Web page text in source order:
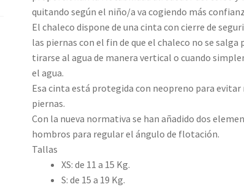
quitando según el niño/a va cogiendo más
El chaleco dispone de una cinta con cierre de
las piernas con el fin de que el chaleco no se salga
tirarse al agua de manera vertical o cuando
el agua.
Esa cinta está protegida con neopreno para
piernas.
Con la nueva normativa se han añadido dos
hombros para regular el ángulo de flotación.
Tallas
XS: de 11 a 15 Kg.
S: de 15 a 19 Kg.